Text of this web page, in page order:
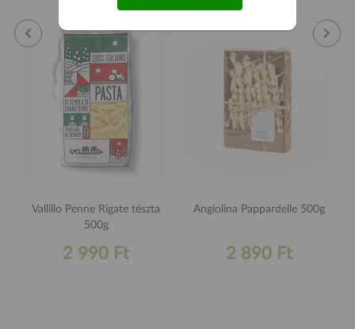
Vallillo Penne Rigate tészta
500g
2 990 Ft
Angiolina Pappardelle 500g
2 890 Ft